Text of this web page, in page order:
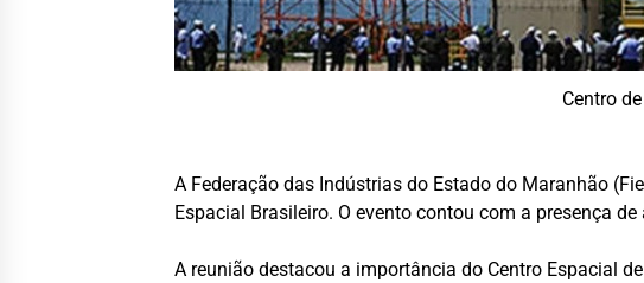
Centro
A Federação das Indústrias do Estado do Maranhão
Espacial Brasileiro. O evento contou com a presença
A reunião destacou a importância do Centro Espacial